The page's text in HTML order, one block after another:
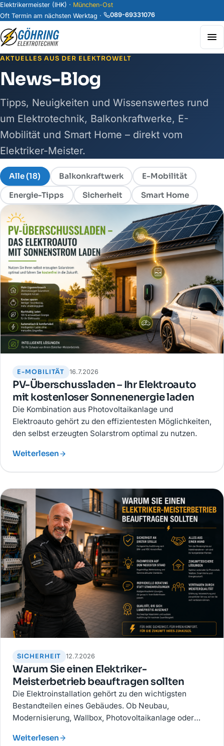
Elektrikermeister (IHK) · München-Ost
Oft Termin am nächsten Werktag ·
089-69331076
AKTUELLES AUS DER ELEKTROWELT
News-Blog
Tipps, Neuigkeiten und Wissenswertes rund
um Elektrotechnik, Balkonkraftwerke, E-
Mobilität und Smart Home – direkt vom
Elektriker-Meister.
Alle (18) Balkonkraftwerk
E-Mobilität
Energie-Tipps
Sicherheit Smart Home
E-MOBILITÄT 16.7.2026
PV-Überschussladen – Ihr Elektroauto
mit kostenloser Sonnenenergie laden
Die Kombination aus Photovoltaikanlage und
Elektroauto gehört zu den effizientesten Möglichkeiten,
den selbst erzeugten Solarstrom optimal zu nutzen.
Weiterlesen
SICHERHEIT 12.7.2026
Warum Sie einen Elektriker-
Meisterbetrieb beauftragen sollten
Die Elektroinstallation gehört zu den wichtigsten
Bestandteilen eines Gebäudes. Ob Neubau,
Modernisierung, Wallbox, Photovoltaikanlage oder
Weiterlesen